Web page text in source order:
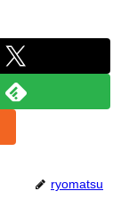
ryomatsu